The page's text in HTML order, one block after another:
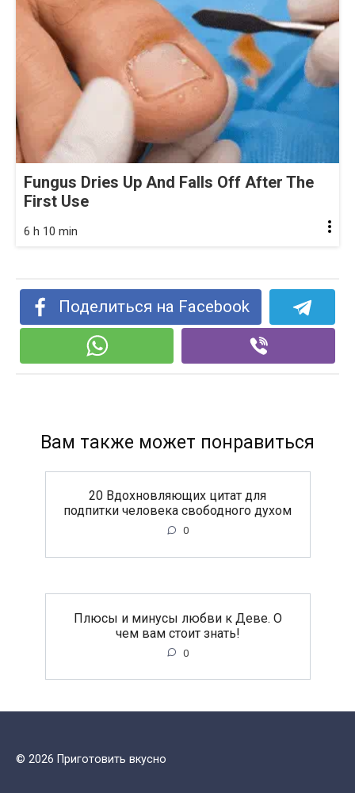
Fungus Dries Up And Falls Off After The
First Use
6 h 10 min
Поделиться на Facebook
Вам также может понравиться
20 Вдохновляющих цитат для
подпитки человека свободного духом
0
Плюсы и минусы любви к Деве. О
чем вам стоит знать!
0
© 2026 Приготовить вкусно